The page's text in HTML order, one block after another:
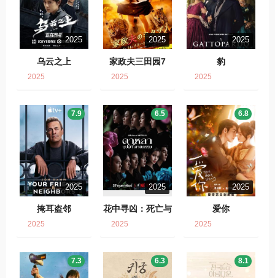
2025
乌云之上
2025
2025
家政夫三田园7
2025
2025
豹
2025
2025
掩耳盗邻
7.9
2025
2025
花中寻凶：死亡与
6.5
2025
2025
爱你
6.8
2025
7.3 6.3 8.1